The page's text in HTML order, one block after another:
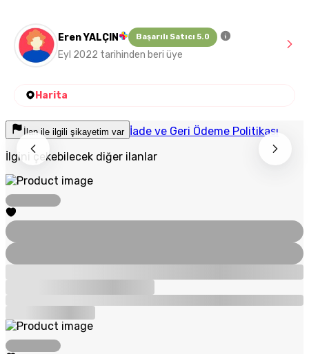
Eren YALÇIN Başarılı Satıcı 5.0
Eyl 2022 tarihinden beri üye
Harita
İlan ile ilgili şikayetim var İade ve Geri Ödeme Politikası
İlgini çekebilecek diğer ilanlar